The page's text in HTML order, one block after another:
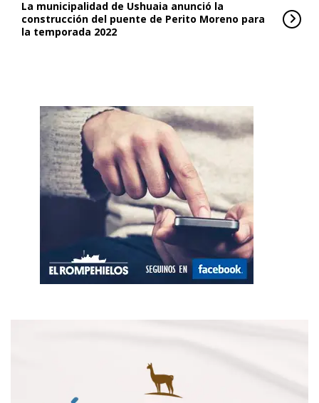
La municipalidad de Ushuaia anunció la
construcción del puente de Perito Moreno para
la temporada 2022